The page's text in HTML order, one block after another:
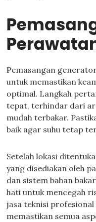
Pemasangan
untuk memastikan
optimal. Langkah
tepat, terhindar dari
mudah terbakar.
baik agar suhu tetap
Setelah lokasi
yang disediakan oleh
dan sistem bahan
hati untuk mencegah
jasa teknisi
memastikan semua